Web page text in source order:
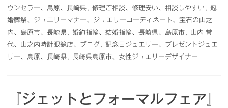
ウンセラー、島原、長崎県
修理ご相談、修理安い、相談しやすい
冠
婚葬祭、ジュエリーマナー、ジュエリーコーディネート、宝石の山之
内、島原市、長崎県
婚約指輪、結婚指輪、長崎県、島原市
山内 常
代、山之内時計眼鏡店、ブログ
記念日ジュエリー、プレゼントジュエ
リー、島原、長崎県
長崎県島原市、女性ジュエリーデザイナー
『ジェットとフォーマルフェア』